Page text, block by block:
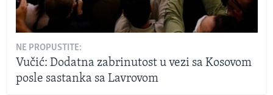
NE PROPUSTITE:
Vučić: Dodatna zabrinutost u vezi sa Kosovom
posle sastanka sa Lavrovom